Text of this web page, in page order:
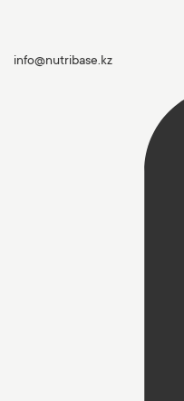
info@nutribase.kz